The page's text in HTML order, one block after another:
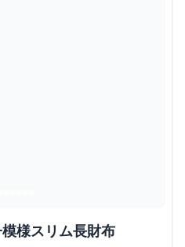
様スリム長財布